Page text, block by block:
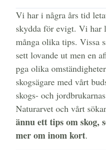
Vi har i några års tid
skydda för evigt. Vi har
många olika tips. Vissa
sett lovande ut men en
pga olika
skogsägare med vårt
skogs- och
Naturarvet och vårt
ännu ett tips om skog,
mer om inom kort.